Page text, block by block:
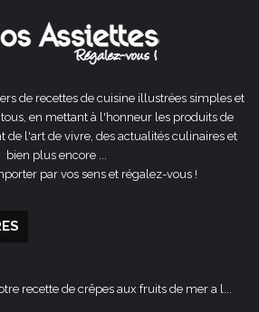
de recettes de cuisine illustrées simples et
en mettant à l'honneur les produits de
de l'art de vivre, des actualités culinaires et
bien plus encore ...
par vos sens et régalez-vous !
recette de crêpes aux fruits de mer a l...